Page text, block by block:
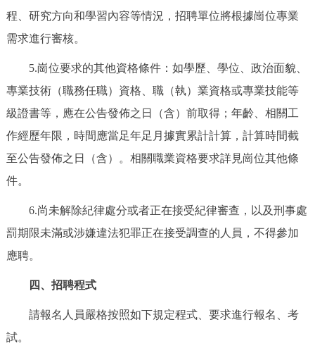
程、研究方向和學習內容等情況，招聘單位將根據崗位專業
需求進行審核。
5.崗位要求的其他資格條件：如學歷、學位、政治面貌、
專業技術（職務任職）資格、職（執）業資格或專業技能等
級證書等，應在公告發佈之日（含）前取得；年齡、相關工
作經歷年限，時間應當足年足月據實累計計算，計算時間截
至公告發佈之日（含）。相關職業資格要求詳見崗位其他條
件。
6.尚未解除紀律處分或者正在接受紀律審查，以及刑事處
罰期限未滿或涉嫌違法犯罪正在接受調查的人員，不得參加
應聘。
四、招聘程式
請報名人員嚴格按照如下規定程式、要求進行報名、考
試。